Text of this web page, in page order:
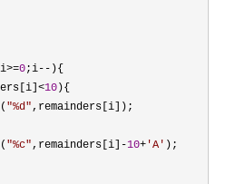
0;i--
10
"%d"
"%c",remainders[i]-10+ 'A '